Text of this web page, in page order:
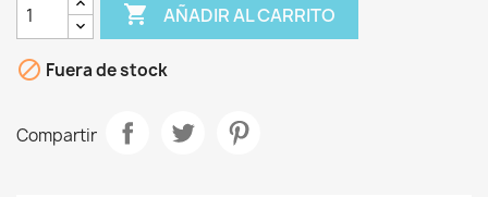
 AÑADIR AL CARRITO
 Fuera de stock
Compartir